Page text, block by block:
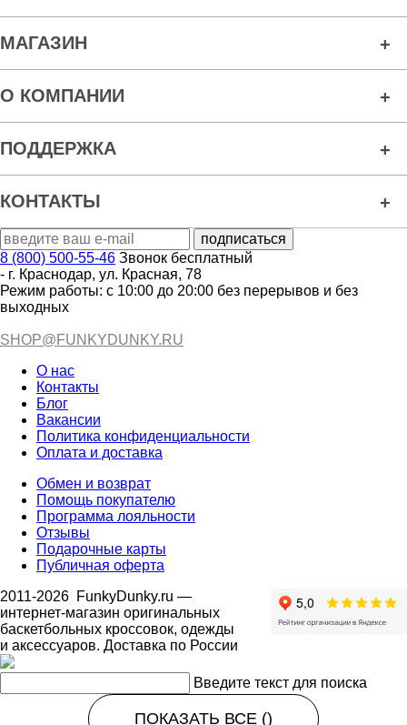
МАГАЗИН
О КОМПАНИИ
ПОДДЕРЖКА
КОНТАКТЫ
8 (800) 500-55-46 Звонок бесплатный
- г. Краснодар, ул. Красная, 78
Режим работы: с 10:00 до 20:00 без перерывов и без
выходных
SHOP@FUNKYDUNKY.RU
О нас
Контакты
Блог
Вакансии
Политика конфиденциальности
Оплата и доставка
Обмен и возврат
Помощь покупателю
Программа лояльности
Отзывы
Подарочные карты
Публичная оферта
2011-2026 FunkyDunky.ru —
интернет-магазин оригинальных
баскетбольных кроссовок, одежды
и аксессуаров. Доставка по России
Введите текст для поиска
ПОКАЗАТЬ ВСЕ ()